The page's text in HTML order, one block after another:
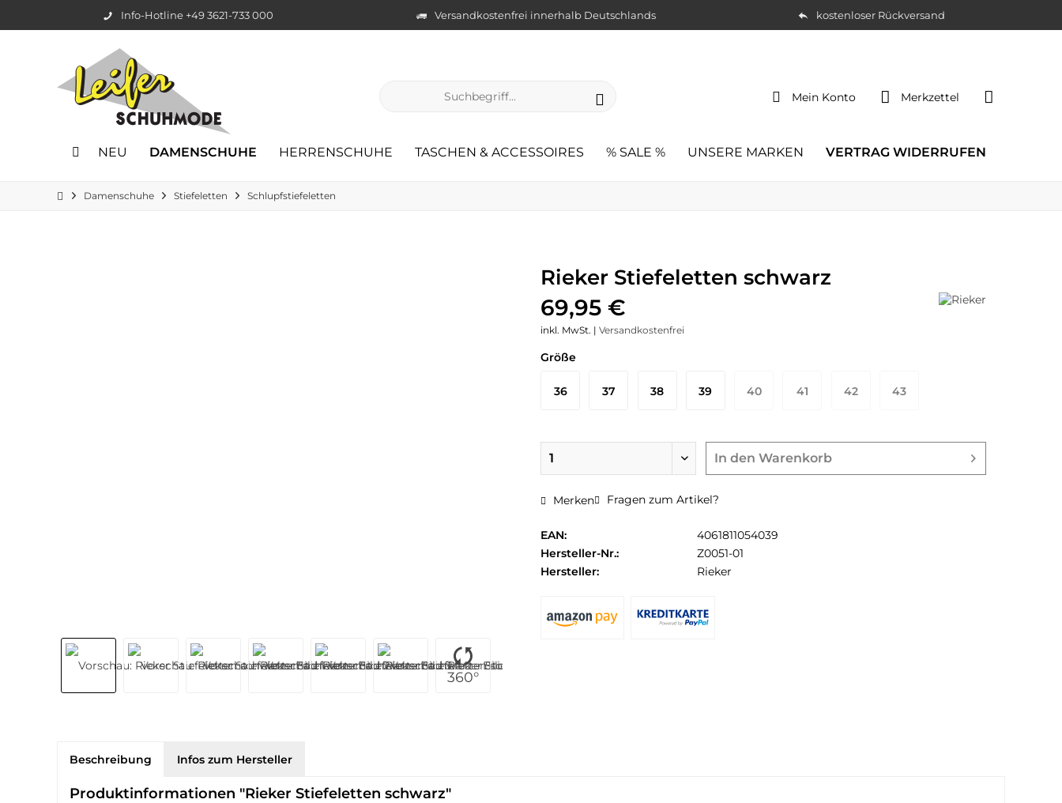
Info-Hotline +49 3621-733 000 Versandkostenfrei innerhalb Deutschlands kostenloser Rückversand
Merkzettel
Mein Konto
NEU DAMENSCHUHE HERRENSCHUHE TASCHEN & ACCESSOIRES % SALE % UNSERE MARKEN VERTRAG WIDERRUFEN
Damenschuhe Stiefeletten Schlupfstiefeletten
360°
Rieker Stiefeletten schwarz
69,95 €
inkl. MwSt. | Versandkostenfrei
Größe
36 37 38 39 40 41 42 43
In den Warenkorb
Merken Fragen zum Artikel?
EAN:
4061811054039
Hersteller-Nr.:
Z0051-01
Hersteller:
Rieker
Beschreibung Infos zum Hersteller
Produktinformationen "Rieker Stiefeletten schwarz"